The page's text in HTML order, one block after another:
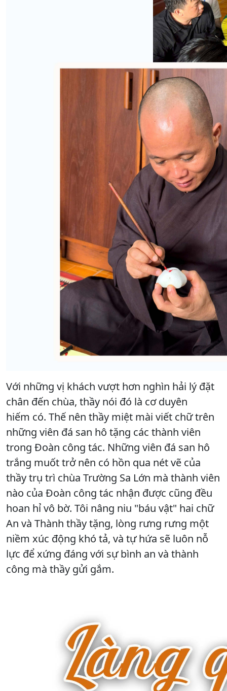
Với những vị khách vượt hơn nghìn hải lý đặt
chân đến chùa, thầy nói đó là cơ duyên
hiếm có. Thế nên thầy miệt mài viết chữ trên
những viên đá san hô tặng các thành viên
trong Đoàn công tác. Những viên đá san hô
trắng muốt trở nên có hồn qua nét vẽ của
thầy trụ trì chùa Trường Sa Lớn mà thành viên
nào của Đoàn công tác nhận được cũng đều
hoan hỉ vô bờ. Tôi nâng niu "báu vật" hai chữ
An và Thành thầy tặng, lòng rưng rưng một
niềm xúc động khó tả, và tự hứa sẽ luôn nỗ
lực để xứng đáng với sự bình an và thành
công mà thầy gửi gắm.